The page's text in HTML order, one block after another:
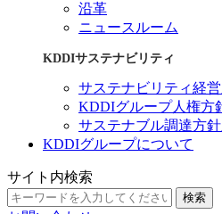
沿革
ニュースルーム
KDDIサステナビリティ
サステナビリティ経営
KDDIグループ人権方
サステナブル調達方針
KDDIグループについて
サイト内検索
検索